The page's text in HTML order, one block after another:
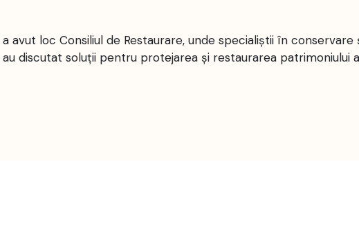
a avut loc Consiliul de Restaurare, unde specialiștii în conservare
discutat soluții pentru protejarea și restaurarea patrimoniului